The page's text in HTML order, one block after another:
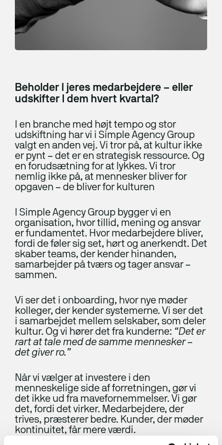
Rådgivning og analyse
NIS2
IT-sikkerhedstjek
Penetration-test
Under angreb
Disaster Recovery
ERP
Kurser
ERP-klarhedstest
ERP Analyse
ERP Implementering
ERP Support
Uniconta
Uniconta Integrationer
Web
Webbureau
Sådan vælger du rigtigt
Ny EU-lov fra 19. juni 2026: Krav om digital
fortrydelsesfunktion på webshops
Beholder I jeres medarbejdere – eller
udskifter I dem hvert kvartal?
I en branche med højt tempo og stor
udskiftning har vi i Simple Agency Group
valgt en anden vej. Vi tror på, at kultur ikke
er pynt – det er en strategisk ressource. Og
en forudsætning for at lykkes. Vi tror
nemlig ikke på, at mennesker bliver for
opgaven – de bliver for kulturen
I Simple Agency Group bygger vi en
organisation, hvor tillid, mening og ansvar
er fundamentet. Hvor medarbejdere bliver,
fordi de føler sig set, hørt og anerkendt. Det
skaber teams, der kender hinanden,
samarbejder på tværs og tager ansvar –
sammen.
Vi ser det i onboarding, hvor nye møder
kolleger, der kender systemerne. Vi ser det
i samarbejdet mellem selskaber, som deler
kultur. Og vi hører det fra kunderne: “Det er
rart at tale med de samme mennesker –
det giver ro.”
Når vi vælger at investere i den
menneskelige side af forretningen, gør vi
det ikke ud fra mavefornemmelser. Vi gør
det, fordi det virker. Medarbejdere, der
trives, præsterer bedre. Kunder, der møder
kontinuitet, får mere værdi.